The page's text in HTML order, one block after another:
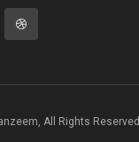
All Rights Reserved.